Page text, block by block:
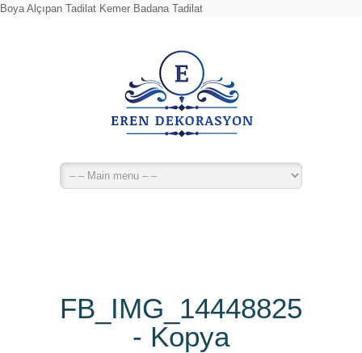
Boya Alçıpan Tadilat Kemer Badana Tadilat
- Kopya